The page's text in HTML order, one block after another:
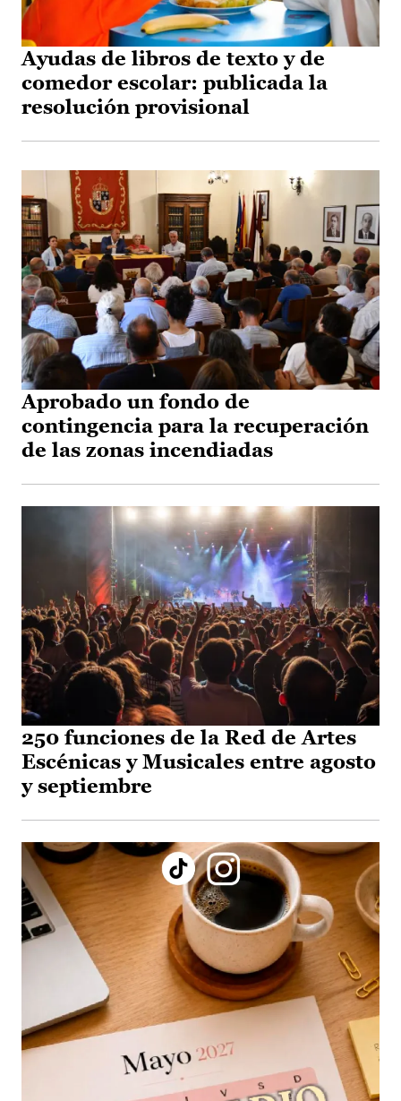
Ayudas de libros de texto y de
comedor escolar: publicada la
resolución provisional
Aprobado un fondo de
contingencia para la recuperación
de las zonas incendiadas
250 funciones de la Red de Artes
Escénicas y Musicales entre agosto
y septiembre